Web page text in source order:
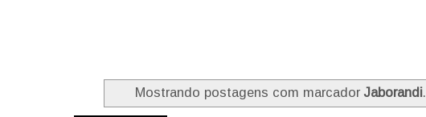
Mostrando postagens com marcadorJaborandi.